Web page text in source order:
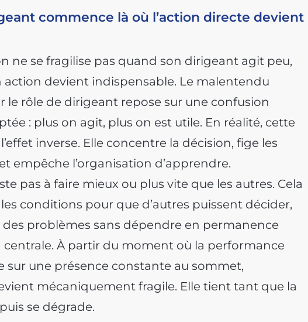
commence là où l’action directe devient
ne se fragilise pas quand son dirigeant agit peu,
action devient indispensable. Le malentendu
le rôle de dirigeant repose sur une confusion
: plus on agit, plus on est utile. En réalité, cette
inverse. Elle concentre la décision, fige les
empêche l’organisation d’apprendre.
pas à faire mieux ou plus vite que les autres. Cela
conditions pour que d’autres puissent décider,
problèmes sans dépendre en permanence
centrale. À partir du moment où la performance
sur une présence constante au sommet,
mécaniquement fragile. Elle tient tant que la
se dégrade.